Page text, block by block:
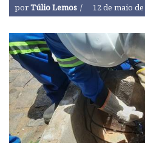
porTúlio Lemos 12 de maio de